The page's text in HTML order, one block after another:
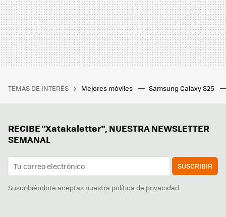
TEMAS DE INTERÉS Mejores móviles Samsung Galaxy S25
RECIBE "Xatakaletter", NUESTRA NEWSLETTER
SEMANAL
SUSCRIBIR
Suscribiéndote aceptas nuestra política de privacidad